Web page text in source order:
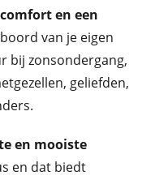
en een
van je eigen
bij zonsondergang,
geliefden,
en mooiste
en dat biedt